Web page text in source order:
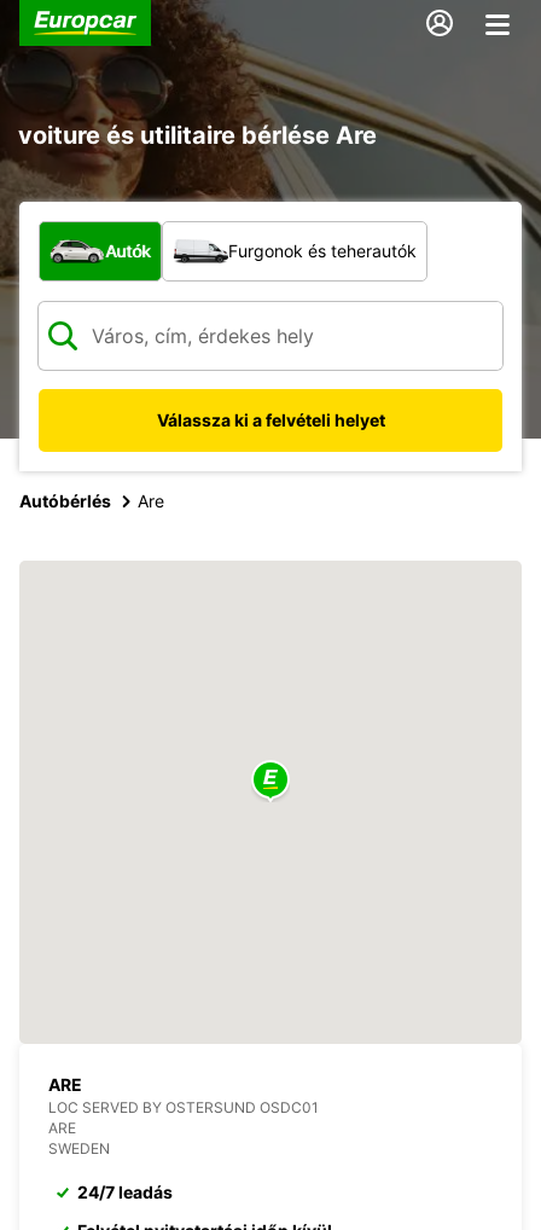
voiture és utilitaire bérlése Are
Milyen típusú jármű?
Autók Furgonok és teherautók
Válassza ki a felvételi helyet
Autóbérlés Are
ARE
LOC SERVED BY OSTERSUND OSDC01
ARE
SWEDEN
24/7 leadás